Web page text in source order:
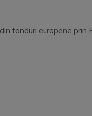
fonduri europene prin